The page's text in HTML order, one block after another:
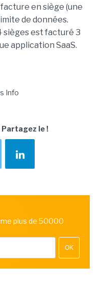
en siège (une
de données.
sièges est facturé 3
application SaaS.
Info
Partagez le !
plus de 50000
OK